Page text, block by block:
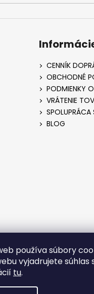
používa súbory
vyjadrujete súhlas
tu.
CENNÍK
OBCHODNÉ
PODMIENKY
VRÁTENIE
SPOLUPRÁCA
BLOG
V SPOLUPRÁCI S